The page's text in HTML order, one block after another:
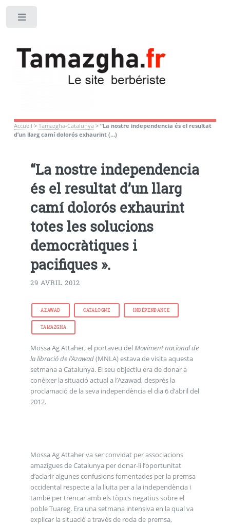
Accueil > Tamazgha-Catalunya > “La nostre independencia és el resultat
d’un llarg camí dolorós exhaurint (…)
“La nostre independencia
és el resultat d’un llarg
camí dolorós exhaurint
totes les solucions
democràtiques i
pacifiques ».
29 AVRIL 2012
AZAWAD CATALOGNE INDÉPENDANCE
TAMAZGHA
Mossa Ag Attaher, el portaveu del Moviment nacional de
la libració de l’Azawad(MNLA) estava de visita aquesta
setmana a Catalunya. El seu objectiu era de donar a
conèixer la situació actual a l’Azawad, després la
proclamació de la seva independència el dia 6 d’abril del
2012.
Mossa Ag Attaher va ser convidat per associacions
amazigues de Catalunya per donar-li l’oportunitat
d’aclarir algunes confusions fomentades per la premsa
occidental respecte a la lluita per a la independència i
també per trencar amb els tòpics negatius sobre el
poble Tuareg. Era una setmana intensiva en la qual va
explicar la situació a través de roda de premsa,